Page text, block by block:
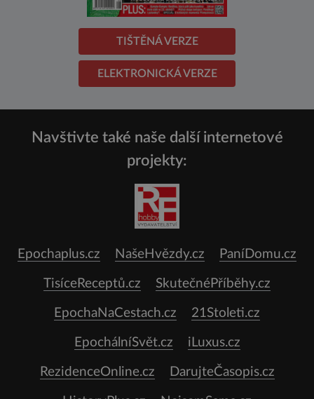
TIŠTĚNÁ VERZE
ELEKTRONICKÁ VERZE
Navštivte také naše další internetové
projekty:
Epochaplus.cz NašeHvězdy.cz PaníDomu.cz
TisíceReceptů.cz SkutečnéPříběhy.cz
EpochaNaCestach.cz 21Stoleti.cz
EpochálníSvět.cz iLuxus.cz
RezidenceOnline.cz DarujteČasopis.cz